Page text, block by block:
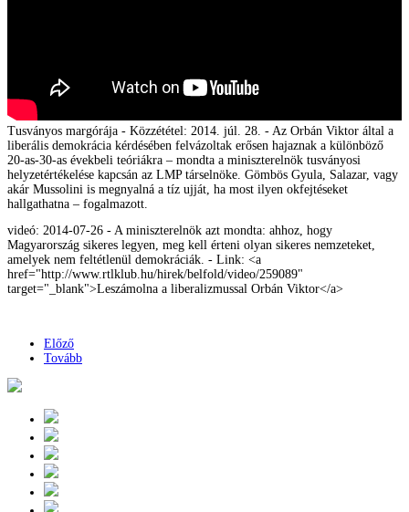
Tusványos margórája - Közzététel: 2014. júl. 28. - Az Orbán Viktor által a
liberális demokrácia kérdésében felvázoltak erősen hajaznak a különböző
20-as-30-as évekbeli teóriákra – mondta a miniszterelnök tusványosi
helyzetértékelése kapcsán az LMP társelnöke. Gömbös Gyula, Salazar, vagy
akár Mussolini is megnyalná a tíz ujját, ha most ilyen okfejtéseket
hallgathatna – fogalmazott.
videó: 2014-07-26 - A miniszterelnök azt mondta: ahhoz, hogy
Magyarország sikeres legyen, meg kell érteni olyan sikeres nemzeteket,
amelyek nem feltétlenül demokráciák. - Link: <a
href="http://www.rtlklub.hu/hirek/belfold/video/259089"
target="_blank">Leszámolna a liberalizmussal Orbán Viktor</a>
Előző
Tovább